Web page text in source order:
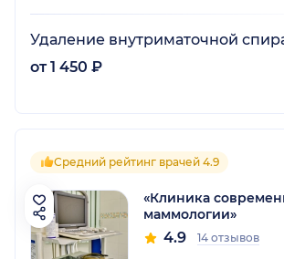
Удаление внутриматочной
от 1 450 ₽
Средний рейтинг врачей 4.9
«Клиника
маммологии»
4.9 14 отзывов